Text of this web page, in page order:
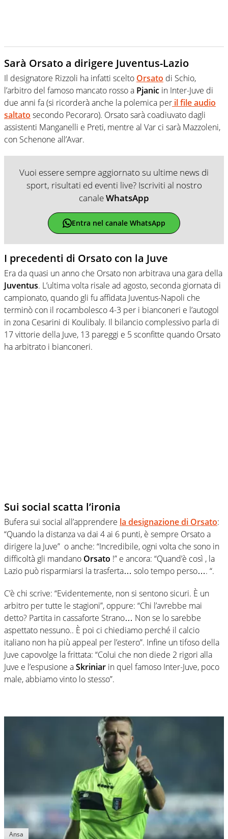
Sarà Orsato a dirigere Juventus-Lazio
Il designatore Rizzoli ha infatti scelto Orsato di Schio,
l’arbitro del famoso mancato rosso a Pjanic in Inter-Juve di
due anni fa (si ricorderà anche la polemica per il file audio
saltato secondo Pecoraro). Orsato sarà coadiuvato dagli
assistenti Manganelli e Preti, mentre al Var ci sarà Mazzoleni,
con Schenone all’Avar.
Vuoi essere sempre aggiornato su ultime news di
sport, risultati ed eventi live? Iscriviti al nostro
canaleWhatsApp
Entra nel canale WhatsApp
I precedenti di Orsato con la Juve
Era da quasi un anno che Orsato non arbitrava una gara della
Juventus. L’ultima volta risale ad agosto, seconda giornata di
campionato, quando gli fu affidata Juventus-Napoli che
terminò con il rocambolesco 4-3 per i bianconeri e l’autogol
in zona Cesarini di Koulibaly. Il bilancio complessivo parla di
17 vittorie della Juve, 13 pareggi e 5 sconfitte quando Orsato
ha arbitrato i bianconeri.
Sui social scatta l’ironia
Bufera sui social all’apprendere la designazione di Orsato:
“Quando la distanza va dai 4 ai 6 punti, è sempre Orsato a
dirigere la Juve” o anche: “Incredibile, ogni volta che sono in
difficoltà gli mandano Orsato !” e ancora: “Quand’è così , la
Lazio può risparmiarsi la trasferta… solo tempo perso…. “.
C’è chi scrive: “Evidentemente, non si sentono sicuri. È un
arbitro per tutte le stagioni”, oppure: “Chi l’avrebbe mai
detto? Partita in cassaforte Strano… Non se lo sarebbe
aspettato nessuno.. È poi ci chiediamo perché il calcio
italiano non ha più appeal per l’estero”. Infine un tifoso della
Juve capovolge la frittata: “Colui che non diede 2 rigori alla
Juve e l’espusione aSkriniar in quel famoso Inter-Juve, poco
male, abbiamo vinto lo stesso”.
Ansa